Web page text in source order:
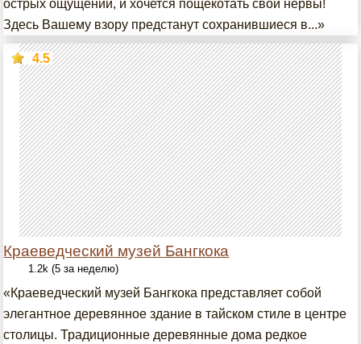
острых ощущений, и хочется пощекотать свои нервы!
Здесь Вашему взору предстанут сохранившиеся в...»
Краеведческий музей Бангкока
4.5
1.2k (5 за неделю)
«Краеведческий музей Бангкока представляет собой
элегантное деревянное здание в тайском стиле в центре
столицы. Традиционные деревянные дома редкое